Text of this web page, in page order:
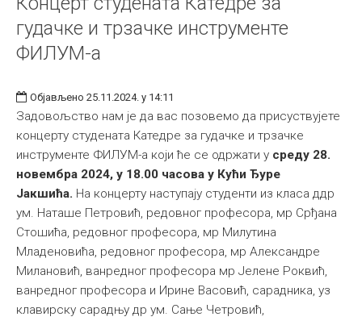
гудачке и трзачке инструменте
ФИЛУМ-а
Објављено 25.11.2024. у 14:11
Задовољство нам је да вас позовемо да присуствујете
концерту студената Катедре за гудачке и трзачке
инструменте ФИЛУМ-а који ће се одржати у среду 28.
новембра 2024, у 18.00 часова у Кући Ђуре
Јакшића. На концерту наступају студенти из класа ддр
ум. Наташе Петровић, редовног професора, мр Срђана
Стошића, редовног професора, мр Милутина
Младеновића, редовног професора, мр Александре
Милановић, ванредног професора мр Јелене Роквић,
ванредног професора и Ирине Васовић, сарадникa, уз
клавирску сарадњу др ум. Сањe Четровић,